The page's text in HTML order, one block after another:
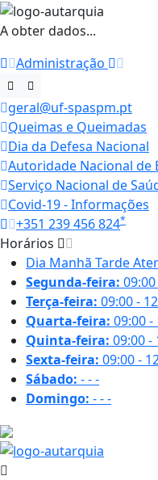
A obter dados...
Administração
geral@uf-spaspm.pt
Queimas e Queimadas
Dia da Defesa Nacional
Autoridade Nacional de
Serviço Nacional de
Covid-19 - Informações
+351 239 456 824*
Horários
Dia Manhã Tarde
Segunda-feira:
Terça-feira: 09:00 -
Quarta-feira: 09:00 -
Quinta-feira: 09:00 -
Sexta-feira: 09:00 -
Sábado: ---
Domingo: ---